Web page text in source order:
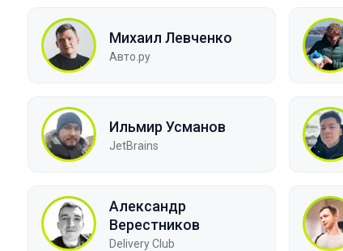
Михаил Левченко
Авто.ру
Ильмир Усманов
JetBrains
Александр
Верестников
Delivery Club